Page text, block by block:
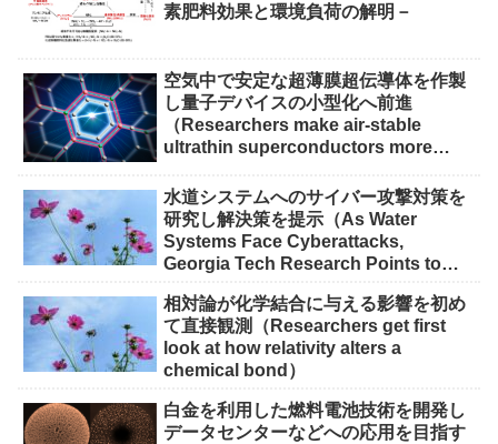
素肥料効果と環境負荷の解明－
空気中で安定な超薄膜超伝導体を作製
し量子デバイスの小型化へ前進
（Researchers make air-stable
ultrathin superconductors more
水道システムへのサイバー攻撃対策を
研究し解決策を提示（As Water
Systems Face Cyberattacks,
Georgia Tech Research Points to
相対論が化学結合に与える影響を初め
て直接観測（Researchers get first
look at how relativity alters a
chemical bond）
白金を利用した燃料電池技術を開発し
データセンターなどへの応用を目指す